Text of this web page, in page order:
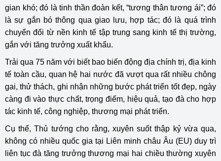
gian khó; đó là tinh thần đoàn kết, “tương thân tương ái”; đó
là sự gắn bó thông qua giao lưu, hợp tác; đó là quá trình
chuyển đổi từ nền kinh tế tập trung sang kinh tế thị trường,
gắn với tăng trưởng xuất khẩu.
Trải qua 75 năm với biết bao biến động địa chính trị, địa kinh
tế toàn cầu, quan hệ hai nước đã vượt qua rất nhiều chông
gai, thử thách, ghi nhận những bước phát triển tốt đẹp, ngày
càng đi vào thực chất, trọng điểm, hiệu quả, tạo đà cho hợp
tác kinh tế, công nghiệp, thương mại phát triển.
Cụ thể, Thủ tướng cho rằng, xuyên suốt thập kỷ vừa qua,
không có nhiều quốc gia tại Liên minh châu Âu (EU) duy trì
liên tục đà tăng trưởng thương mại hai chiều thường xuyên